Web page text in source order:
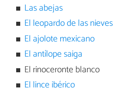
Las abejas
El leopardo de las nieves
El ajolote mexicano
El antílope saiga
El rinoceronte blanco
El lince ibérico